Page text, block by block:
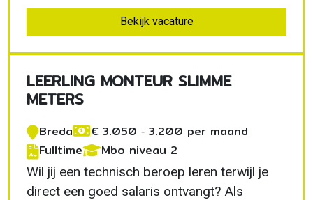
monteur GWW in Holten krijg je de kans om
jezelf te ontwikkelen binnen de
je werkt aan gas-,…
Bekijk vacature
LEERLING MONTEUR SLIMME
METERS
Breda
€ 3.050 ‐ 3.200 per maand
Fulltime
Mbo niveau 2
Wil jij een technisch beroep leren terwijl je
direct een goed salaris ontvangt? Als